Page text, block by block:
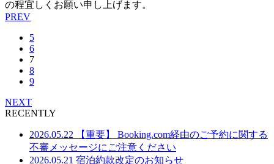
の程宜しくお願い申し上げます。
PREV
5
6
7
8
9
NEXT
RECENTLY
2026.05.22
【重要】 Booking.com経由のご予約に関する
不審メッセージにご注意ください
2026.05.21 宿泊約款改定のお知らせ